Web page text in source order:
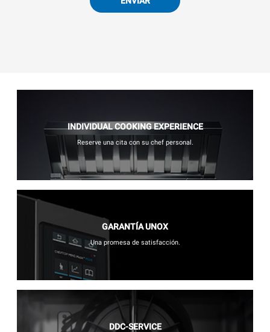
INDIVIDUAL COOKING EXPERIENCE
Reserve una cita con su chef personal.
GARANTÍA UNOX
Una promesa de satisfacción.
DDC-SERVICE